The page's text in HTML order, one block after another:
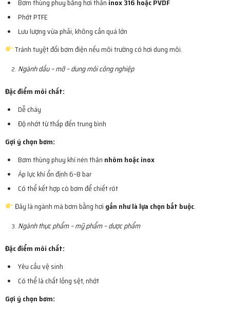
Bơm thùng phuy bằng hơi thân inox 316 hoặc PVDF
Phớt PTFE
Lưu lượng vừa phải, không cần quá lớn
Tránh tuyệt đối bơm điện nếu môi trường có hơi dung môi.
Ngành dầu – mỡ – dung môi công nghiệp
Đặc điểm môi chất:
Dễ cháy
Độ nhớt từ thấp đến trung bình
Gợi ý chọn bơm:
Bơm thùng phuy khí nén thân nhôm hoặc inox
Áp lực khí ổn định 6–8 bar
Có thể kết hợp cò bơm để chiết rót
Đây là ngành mà bơm bằng hơi gần như là lựa chọn bắt buộc.
Ngành thực phẩm – mỹ phẩm – dược phẩm
Đặc điểm môi chất:
Yêu cầu vệ sinh
Có thể là chất lỏng sệt, nhớt
Gợi ý chọn bơm: